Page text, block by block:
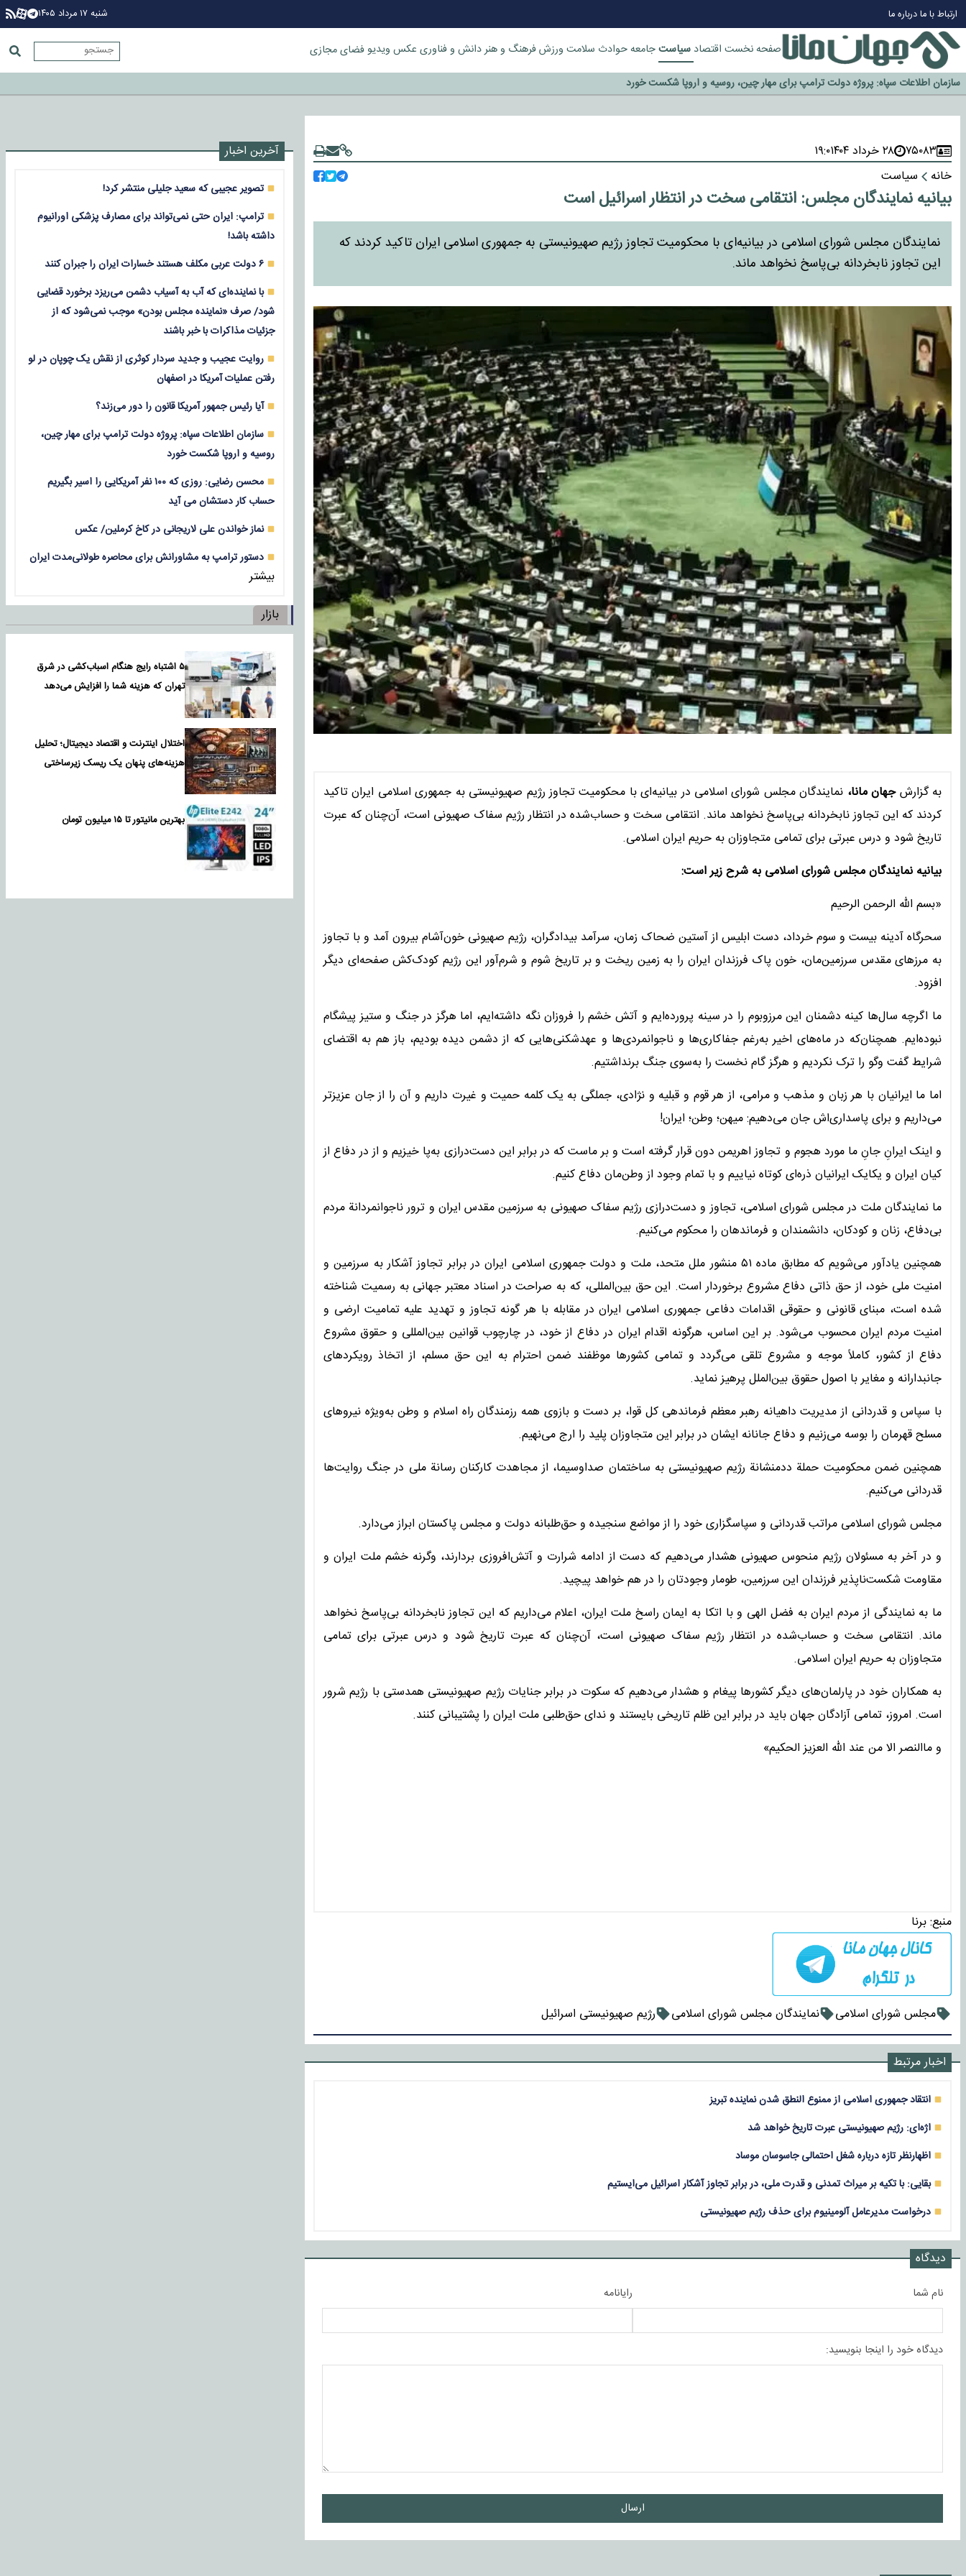
ارتباط با مادرباره ما شنبه ۱۷ مرداد ۱۴۰۵
صفحه نخست اقتصاد سیاستجامعهحوادث سلامت ورزشفرهنگ و هنردانش و فناوری عکس ویدیوفضای مجازی
چرا طلا دوباره افزایشی شد؟
گزینه جدایی اوسمار روی میز مدیران پرسپولیس
آیا رئیس جمهور آمریکا قانون را دور می‌زند؟
اخراج رسمی چهره نامدار از پرسپولیس
۷۵۰۸۳ ۲۸ خرداد ۱۴۰۴
۱۹:۰
خانه
سیاست
بیانیه نمایندگان مجلس: انتقامی سخت در انتظار اسرائیل است
نمایندگان مجلس شورای اسلامی در بیانیه‌ای با محکومیت تجاوز رژیم صهیونیستی به جمهوری اسلامی ایران تاکید کردند که
این تجاوز نابخردانه بی‌پاسخ نخواهد ماند.
به گزارشجهان مانا، نمایندگان مجلس شورای اسلامی در بیانیه‌ای با محکومیت تجاوز رژیم صهیونیستی به جمهوری اسلامی ایران تاکید
کردند که این تجاوز نابخردانه بی‌پاسخ نخواهد ماند. انتقامی سخت و حساب‌شده در انتظار رژیم سفاک صهیونی است، آن‌چنان که عبرت
تاریخ شود و درس عبرتی برای تمامی متجاوزان به حریم ایران اسلامی.
بیانیه نمایندگان مجلس شورای اسلامی به شرح زیر است:
«بسم الله الرحمن الرحیم
سحرگاه آدینه بیست‌ و سوم خرداد، دست ابلیس از آستین ضحاک زمان، سرآمد بیدادگران، رژیم صهیونی خون‌آشام بیرون آمد و با تجاوز
به مرزهای مقدس سرزمین‌مان، خون پاک فرزندان ایران را به زمین ریخت و بر تاریخ شوم و شرم‌آور این رژیم کودک‌کش صفحه‌ای دیگر
افزود.
ما اگرچه سال‌ها کینه دشمنان این مرزوبوم را در سینه پرورده‌ایم و آتش خشم را فروزان نگه داشته‌ایم، اما هرگز در جنگ و ستیز پیشگام
نبوده‌ایم. همچنان‌که در ماه‌های اخیر به‌رغم جفاکاری‌ها و ناجوانمردی‌ها و عهدشکنی‌هایی که از دشمن دیده بودیم، باز هم به اقتضای
شرایط گفت وگو را ترک نکردیم و هرگز گام نخست را به‌سوی جنگ برنداشتیم.
اما ما ایرانیان با هر زبان و مذهب و مرامی، از هر قوم و قبلیه و نژادی، جملگی به یک کلمه حمیت و غیرت داریم و آن را از جان عزیزتر
می‌داریم و برای پاسداری‌اش جان می‌دهیم: میهن؛ وطن؛ ایران!
و اینک ایرانِ جانِ ما مورد هجوم و تجاوز اهریمن دون قرار گرفته است و بر ماست که در برابر این دست‌درازی به‌پا خیزیم و از در دفاع از
کیان ایران و یکایک ایرانیان ذره‌ای کوتاه نیاییم و با تمام وجود از وطن‌مان دفاع کنیم.
ما نمایندگان ملت در مجلس شورای اسلامی، تجاوز و دست‌درازی رژیم سفاک صهیونی به سرزمین مقدس ایران و ترور ناجوانمردانة مردم
بی‌دفاع، زنان و کودکان، دانشمندان و فرماندهان ‌را محکوم می‌کنیم.
همچنین یادآور می‌شویم که مطابق ماده ۵۱ منشور ملل متحد، ملت و دولت جمهوری اسلامی ایران در برابر تجاوز آشکار به سرزمین و
امنیت ملی خود، از حق ذاتی دفاع مشروع برخوردار است. این حق بین‌المللی، که به صراحت در اسناد معتبر جهانی به رسمیت شناخته
شده است، مبنای قانونی و حقوقی اقدامات دفاعی جمهوری اسلامی ایران در مقابله با هر گونه تجاوز و تهدید علیه تمامیت ارضی و
امنیت مردم ایران محسوب می‌شود. بر این اساس، هرگونه اقدام ایران در دفاع از خود، در چارچوب قوانین بین‌المللی و حقوق مشروع
دفاع از کشور، کاملاً موجه و مشروع تلقی می‌گردد و تمامی کشورها موظفند ضمن احترام به این حق مسلم، از اتخاذ رویکردهای
جانبدارانه و مغایر با اصول حقوق بین‌الملل پرهیز نماید.
با سپاس و قدردانی از مدیریت داهیانه رهبر معظم فرماندهی کل قوا، بر دست و بازوی همه رزمندگان راه اسلام و وطن به‌ویژه نیروهای
مسلح قهرمان را بوسه می‌زنیم و دفاع جانانه ایشان در برابر این متجاوزان پلید را ارج می‌نهیم.
همچنین ضمن محکومیت حملة ددمنشانة رژیم صهیونیستی به ساختمان صداوسیما، از مجاهدت کارکنان رسانة ملی در جنگ روایت‌ها
قدردانی می‌کنیم.
مجلس شورای اسلامی مراتب قدردانی و سپاسگزاری خود را از مواضع سنجیده و حق‌طلبانه دولت و مجلس پاکستان ابراز می‌دارد.
و در آخر به مسئولان رژیم منحوس صهیونی هشدار می‌دهیم که دست از ادامه شرارت و آتش‌افروزی بردارند، وگرنه خشم ملت ایران و
مقاومت شکست‌ناپذیر فرزندان این سرزمین، طومار وجودتان را در هم خواهد پیچید.
ما به نمایندگی از مردم ایران به فضل الهی و با اتکا به ایمان راسخ ملت ایران، اعلام می‌داریم که این تجاوز نابخردانه بی‌پاسخ نخواهد
ماند. انتقامی سخت و حساب‌شده در انتظار رژیم سفاک صهیونی است، آن‌چنان که عبرت تاریخ شود و درس عبرتی برای تمامی
متجاوزان به حریم ایران اسلامی.
به همکاران خود در پارلمان‌های دیگر کشورها پیغام و هشدار می‌دهیم که سکوت در برابر جنایات رژیم صهیونیستی همدستی با رژیم شرور
است. امروز، تمامی آزادگان جهان باید در برابر این ظلم تاریخی بایستند و ندای حق‌طلبی ملت ایران را پشتیبانی کنند.
و ماالنصر الا من عند الله العزیز الحکیم»
منبع:برنا
مجلس شورای اسلامی نمایندگان مجلس شورای اسلامی رژیم صهیونیستی اسرائیل
اخبار مرتبط
انتقاد جمهوری اسلامی از ممنوع النطق شدن نماینده تبریز
اژه‌ای: رژیم صهیونیستی عبرت تاریخ خواهد شد
اظهارنظر تازه درباره شغل احتمالی جاسوسان موساد
بقایی: با تکیه بر میراث تمدنی و قدرت ملی، در برابر تجاوز آشکار اسرائیل می‌ایستیم
درخواست مدیرعامل آلومینیوم برای حذف رژیم صهیونیستی
دیدگاه
نام شما رایانامه
دیدگاه خود را اینجا بنویسید:
ارسال
آخرین اخبار
تصویر عجیبی که سعید جلیلی منتشر کرد!
ترامپ: ایران حتی نمی‌تواند برای مصارف پزشکی اورانیوم
داشته باشد!
۶ دولت عربی مکلف هستند خسارات ایران را جبران کنند
با نماینده‌ای که آب به آسیاب دشمن می‌ریزد برخورد قضایی
شود/ صرف «نماینده مجلس بودن» موجب نمی‌شود که از
جزئیات مذاکرات با خبر باشند
روایت عجیب و جدید سردار کوثری از نقش یک چوپان در لو
رفتن عملیات آمریکا در اصفهان
آیا رئیس جمهور آمریکا قانون را دور می‌زند؟
سازمان اطلاعات سپاه: پروژه دولت ترامپ برای مهار چین،
روسیه و اروپا شکست خورد
محسن رضایی: روزی که ۱۰۰ نفر آمریکایی را اسیر بگیریم
حساب کار دستشان می آید
نماز خواندن علی لاریجانی در کاخ کرملین/ عکس
دستور ترامپ به مشاورانش برای محاصره طولانی‌مدت ایران
بیشتر
بازار
۵ اشتباه رایج هنگام اسباب‌کشی در شرق
تهران که هزینه شما را افزایش می‌دهد
اختلال اینترنت و اقتصاد دیجیتال؛ تحلیل
هزینه‌های پنهان یک ریسک زیرساختی
بهترین مانیتور تا ۱۵ میلیون تومان